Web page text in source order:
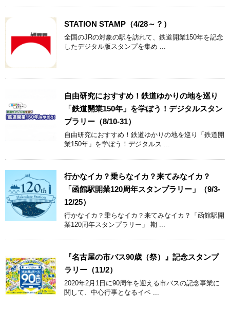
STATION STAMP（4/28～？）
全国のJRの対象の駅を訪れて、鉄道開業150年を記念
したデジタル版スタンプを集め ...
自由研究におすすめ！鉄道ゆかりの地を巡り
「鉄道開業150年」を学ぼう！デジタルスタン
プラリー（8/10-31）
自由研究におすすめ！鉄道ゆかりの地を巡り「鉄道開
業150年」を学ぼう！デジタルス ...
行かなイカ？乗らなイカ？来てみなイカ？
「函館駅開業120周年スタンプラリー」（9/3-
12/25）
行かなイカ？乗らなイカ？来てみなイカ？「函館駅開
業120周年スタンプラリー」 期 ...
『名古屋の市バス90歳（祭）』記念スタンプ
ラリー（11/2）
2020年2月1日に90周年を迎える市バスの記念事業に
関して、中心行事となるイベ ...